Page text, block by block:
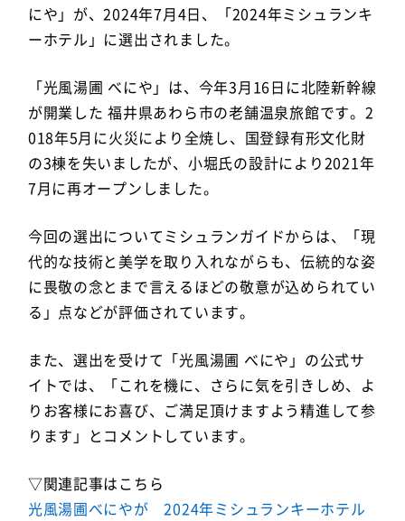
にや」が、2024年7月4日、「2024年ミシュランキ
ーホテル」に選出されました。
「光風湯圃 べにや」は、今年3月16日に北陸新幹線
が開業した 福井県あわら市の老舗温泉旅館です。2
018年5月に火災により全焼し、国登録有形文化財
の3棟を失いましたが、小堀氏の設計により2021年
7月に再オープンしました。
今回の選出についてミシュランガイドからは、「現
代的な技術と美学を取り入れながらも、伝統的な姿
に畏敬の念とまで言えるほどの敬意が込められてい
る」点などが評価されています。
また、選出を受けて「光風湯圃 べにや」の公式サ
イトでは、「これを機に、さらに気を引きしめ、よ
りお客様にお喜び、ご満足頂けますよう精進して参
ります」とコメントしています。
▽関連記事はこちら
光風湯圃べにやが 2024年ミシュランキーホテル